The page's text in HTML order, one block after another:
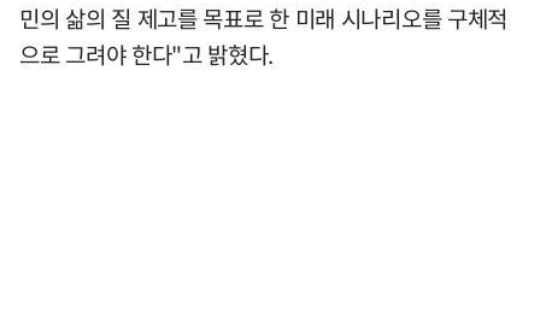
민의 삶의 질 제고를 목표로 한 미래 시나리오를 구체적
으로 그려야 한다"고 밝혔다.